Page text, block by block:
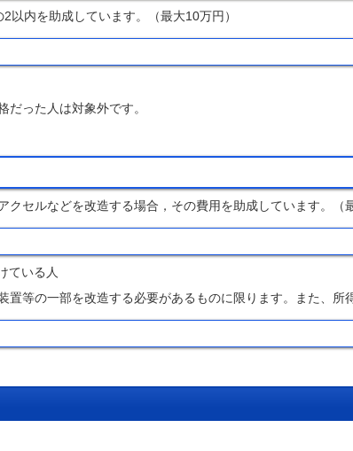
内を助成しています。（最大10万円）
った人は対象外です。
セルなどを改造する場合，その費用を助成しています。（
ている人
等の一部を改造する必要があるものに限ります。また、所